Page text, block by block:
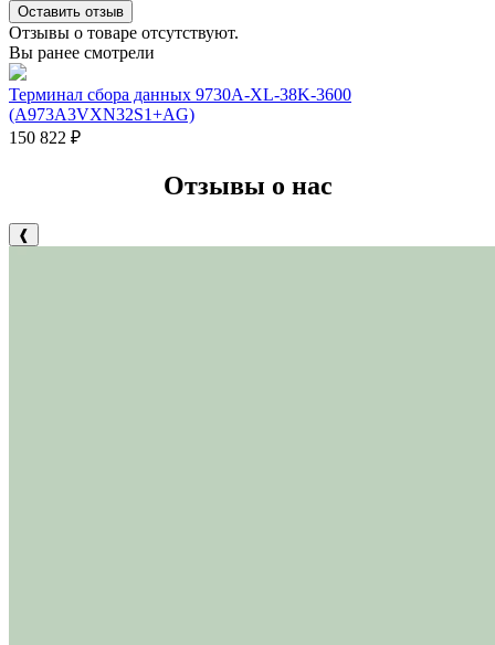
Оставить отзыв
Отзывы о товаре отсутствуют.
Вы ранее смотрели
Терминал сбора данных 9730A-XL-38K-3600
(A973A3VXN32S1+AG)
150 822 ₽
Отзывы о нас
❰